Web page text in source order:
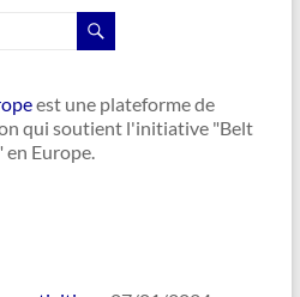
est une plateforme de
qui soutient l'initiative "Belt
en Europe.